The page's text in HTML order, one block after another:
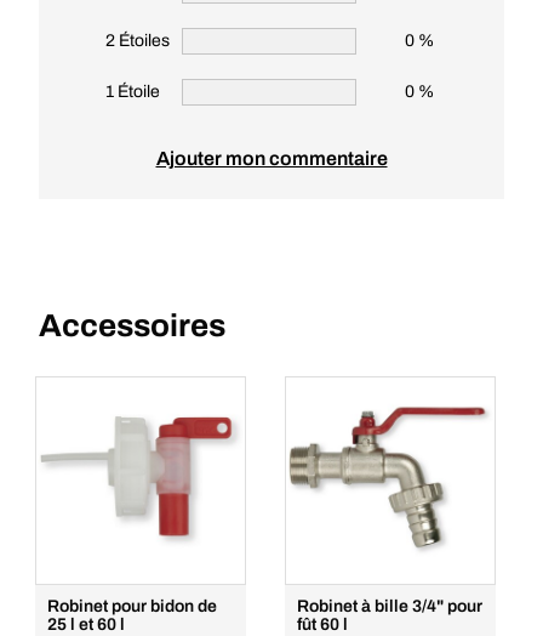
2 Étoiles 0 %
1 Étoile 0 %
Ajouter mon commentaire
Accessoires
Robinet pour bidon de
25 l et 60 l
Robinet à bille 3/4" pour
fût 60 l